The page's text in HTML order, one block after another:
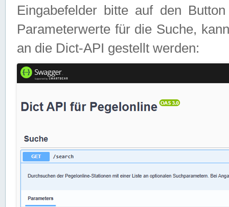
Eingabefelder bitte auf den
Parameterwerte für die Suche,
an die Dict-API gestellt werden: